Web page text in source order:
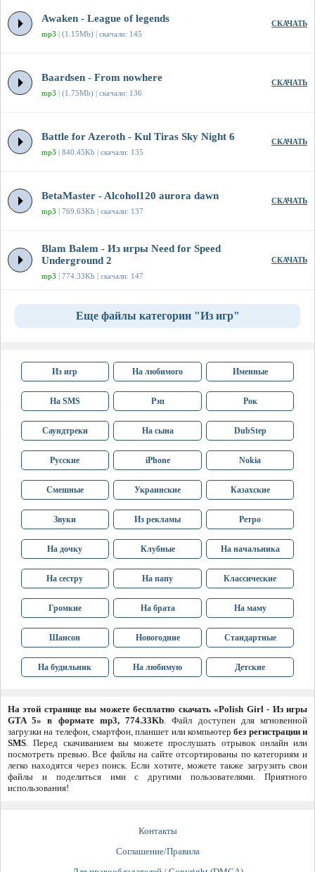
Awaken - League of legends
mp3 | (1.15Mb) | скачали: 145
СКАЧАТЬ
Baardsen - From nowhere
mp3 | (1.75Mb) | скачали: 136
СКАЧАТЬ
Battle for Azeroth - Kul Tiras Sky Night 6
mp3 | 840.45Kb | скачали: 135
СКАЧАТЬ
BetaMaster - Alcohol120 aurora dawn
mp3 | 769.63Kb | скачали: 137
СКАЧАТЬ
Blam Balem - Из игры Need for Speed
Underground 2
mp3 | 774.33Kb | скачали: 147
СКАЧАТЬ
Еще файлы категории "Из игр"
Из игр На любимого Именные
На SMS Рэп Рок
Саундтреки На сына DubStep
Русские iPhone Nokia
Смешные Украинские Казахские
Звуки Из рекламы Ретро
На дочку Клубные На начальника
На сестру На папу Классические
Громкие На брата На маму
Шансон Новогодние Стандартные
На будильник На любимую Детские
На этой странице вы можете бесплатно скачать «Polish Girl - Из игры
GTA 5» в формате mp3, 774.33Kb. Файл доступен для мгновенной
загрузки на телефон, смартфон, планшет или компьютербез регистрации и
SMS. Перед скачиванием вы можете прослушать отрывок онлайн или
посмотреть превью. Все файлы на сайте отсортированы по категориям и
легко находятся через поиск. Если хотите, можете также загрузить свои
файлы и поделиться ими с другими пользователями. Приятного
использования!
Контакты
Соглашение/Правила